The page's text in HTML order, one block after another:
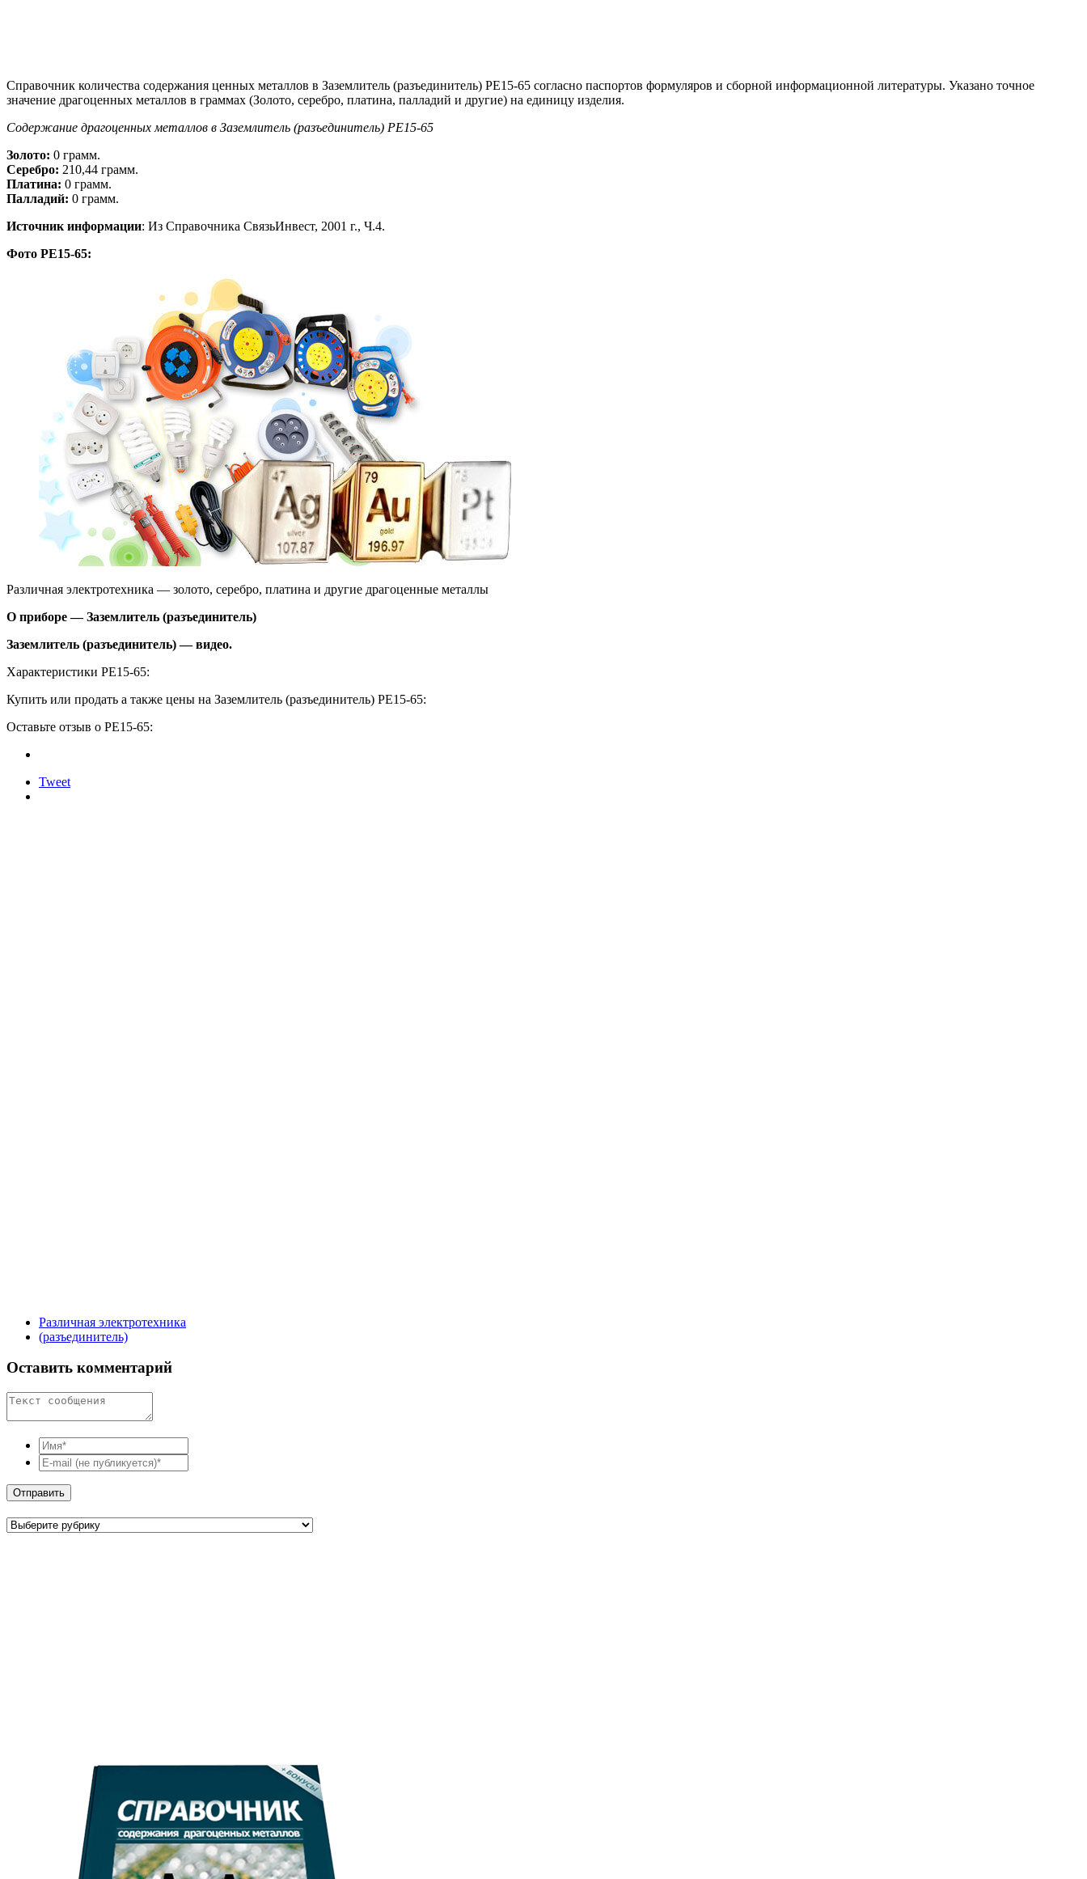
Справочник количества содержания ценных металлов в Заземлитель (разъединитель) РЕ15-65 согласно паспортов формуляров и сборной информационной литературы. Указано точное
значение драгоценных металлов в граммах (Золото, серебро, платина, палладий и другие) на единицу изделия.
Содержание драгоценных металлов в Заземлитель (разъединитель) РЕ15-65
Золото: 0 грамм.
Серебро: 210,44 грамм.
Платина: 0 грамм.
Палладий: 0 грамм.
Источник информации: Из Справочника СвязьИнвест, 2001 г., Ч.4.
Фото РЕ15-65:
Различная электротехника — золото, серебро, платина и другие драгоценные металлы
О приборе — Заземлитель (разъединитель)
Заземлитель (разъединитель) — видео.
Характеристики РЕ15-65:
Купить или продать а также цены на Заземлитель (разъединитель) РЕ15-65:
Оставьте отзыв о РЕ15-65:
Tweet
Различная электротехника
(разъединитель)
Оставить комментарий